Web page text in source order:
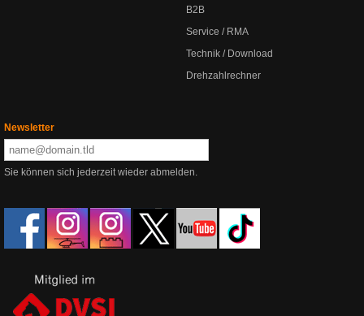
B2B
Service / RMA
Technik / Download
Drehzahlrechner
Newsletter
Sie können sich jederzeit wieder abmelden.